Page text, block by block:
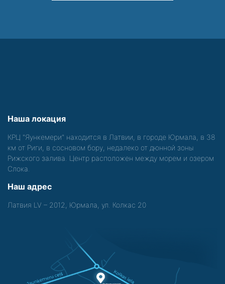
Наша локация
КРЦ "Яункемери" находится в Латвии, в городе Юрмала, в 38
км от Риги, в сосновом бору, недалеко от дюнной зоны
Рижского залива. Центр расположен между морем и озером
Слока.
Наш адрес
Латвия LV – 2012, Юрмала, ул. Колкас 20